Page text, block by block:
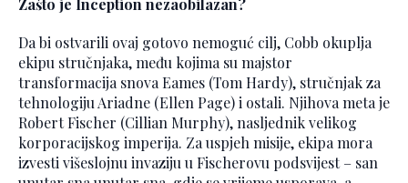
Zašto je Inception nezaobilazan?
Da bi ostvarili ovaj gotovo nemoguć cilj, Cobb okuplja
ekipu stručnjaka, među kojima su majstor
transformacija snova Eames (Tom Hardy), stručnjak za
tehnologiju Ariadne (Ellen Page) i ostali. Njihova meta je
Robert Fischer (Cillian Murphy), nasljednik velikog
korporacijskog imperija. Za uspjeh misije, ekipa mora
izvesti višeslojnu invaziju u Fischerovu podsvijest – san